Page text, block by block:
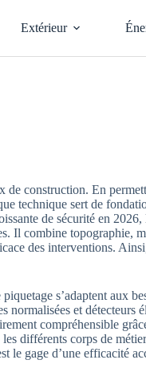
Extérieur
de construction. En
technique sert de
de sécurité en
Il combine topographie,
des interventions.
s’adaptent aux
normalisées et détecteurs
compréhensible
différents corps de
le gage d’une efficacité